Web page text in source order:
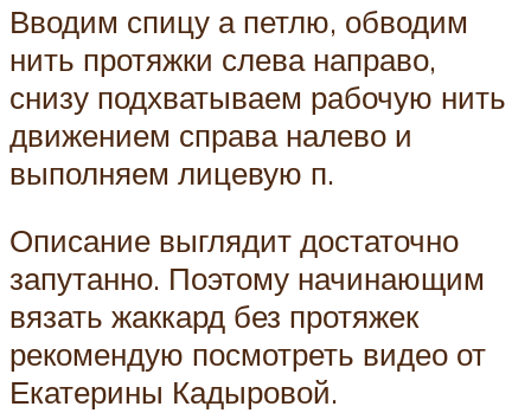
Вводим спицу а петлю, обводим
нить протяжки слева направо,
снизу подхватываем рабочую нить
движением справа налево и
выполняем лицевую п.
Описание выглядит достаточно
запутанно. Поэтому начинающим
вязать жаккард без протяжек
рекомендую посмотреть видео от
Екатерины Кадыровой.